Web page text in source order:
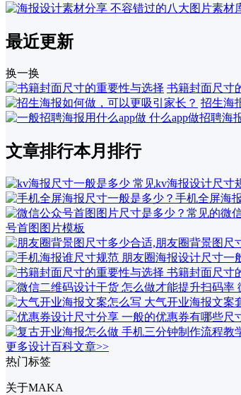
最近更新
换一换
书籍封面尺寸
招生海
文章排行本月排行
号首图图片模板
书籍封面尺寸
更多设计百科文章>>
热门标签
关于MAKA